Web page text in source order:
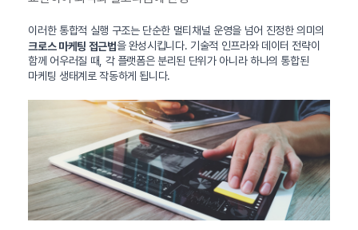
이러한 통합적 실행 구조는 단순한 멀티채널 운영을 넘어 진정한 의미의
크로스 마케팅 접근법을 완성시킵니다. 기술적 인프라와 데이터 전략이
함께 어우러질 때, 각 플랫폼은 분리된 단위가 아니라 하나의 통합된
마케팅 생태계로 작동하게 됩니다.